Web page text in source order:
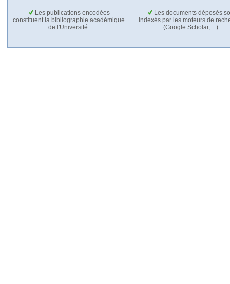
Les publications encodées
constituent la bibliographie académique
de l'Université.
Les documents déposés
indexés par les moteurs de
(Google Scholar,…).